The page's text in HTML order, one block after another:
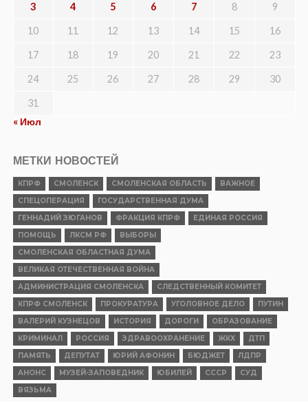
3 4 5 6 7 8 9
10 11 12 13 14 15 16
17 18 19 20 21 22 23
24 25 26 27 28 29 30
31
« Июл
МЕТКИ НОВОСТЕЙ
КПРФ СМОЛЕНСК СМОЛЕНСКАЯ ОБЛАСТЬ
ВАЖНОЕ
СПЕЦОПЕРАЦИЯ
ГОСУДАРСТВЕННАЯ ДУМА
ГЕННАДИЙ ЗЮГАНОВ
ФРАКЦИЯ КПРФ
ЕДИНАЯ РОССИЯ
ПОМОЩЬ
ЛКСМ РФ
ВЫБОРЫ
СМОЛЕНСКАЯ ОБЛАСТНАЯ ДУМА
ВЕЛИКАЯ ОТЕЧЕСТВЕННАЯ ВОЙНА
АДМИНИСТРАЦИЯ СМОЛЕНСКА
СЛЕДСТВЕННЫЙ КОМИТЕТ
КПРФ СМОЛЕНСК
ПРОКУРАТУРА УГОЛОВНОЕ ДЕЛО
ПУТИН
ВАЛЕРИЙ КУЗНЕЦОВ
ИСТОРИЯ ДОРОГИ
ОБРАЗОВАНИЕ
КРИМИНАЛ
РОССИЯ ЗДРАВООХРАНЕНИЕ ЖКХ
ДТП
ПАМЯТЬ
ДЕПУТАТ ЮРИЙ АФОНИН БЮДЖЕТ
ЛДПР
АНОНС
МУЗЕЙ-ЗАПОВЕДНИК ЮБИЛЕЙ СССР
СУД
ВЯЗЬМА